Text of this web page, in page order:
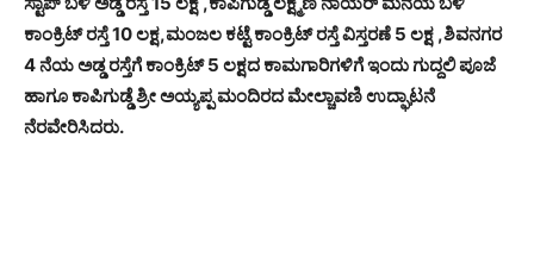
ಕಾಂಕ್ರಿಟ್ ರಸ್ತೆ 10 ಲಕ್ಷ,ಮಂಜಲ ಕಟ್ಟೆ ಕಾಂಕ್ರಿಟ್ ರಸ್ತೆ ವಿಸ್ತರಣೆ 5 ಲಕ್ಷ ,ಶಿವನಗರ
4 ನೆಯ ಅಡ್ಡ ರಸ್ತೆಗೆ ಕಾಂಕ್ರಿಟ್ 5 ಲಕ್ಷದ ಕಾಮಗಾರಿಗಳಿಗೆ ಇಂದು ಗುದ್ದಲಿ ಪೂಜೆ
ಹಾಗೂ ಕಾಪಿಗುಡ್ಡೆ ಶ್ರೀ ಅಯ್ಯಪ್ಪ ಮಂದಿರದ ಮೇಲ್ಚಾವಣಿ ಉದ್ಘಾಟನೆ
ನೆರವೇರಿಸಿದರು.